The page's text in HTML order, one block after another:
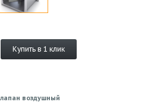
Купить в 1 клик
воздушный